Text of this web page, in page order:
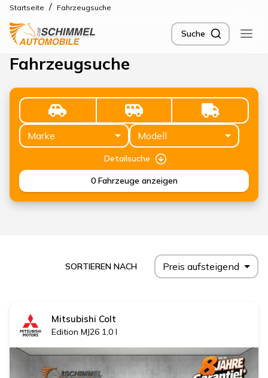
Startseite / Fahrzeugsuche
Suche
Fahrzeugsuche
Marke Modell
Detailsuche
0 Fahrzeuge anzeigen
SORTIEREN NACH Preis aufsteigend
Mitsubishi Colt
Edition MJ26 1,0 l